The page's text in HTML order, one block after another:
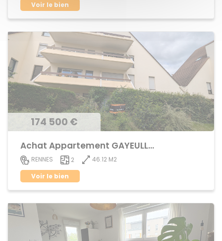
Voir le bien
174 500 €
Achat Appartement GAYEULLES
RENNES 2
46.12 M2
Voir le bien